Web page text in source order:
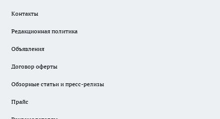
Контакты
Редакционная политика
Объявления
Договор оферты
Обзорные статьи и пресс-релизы
Прайс